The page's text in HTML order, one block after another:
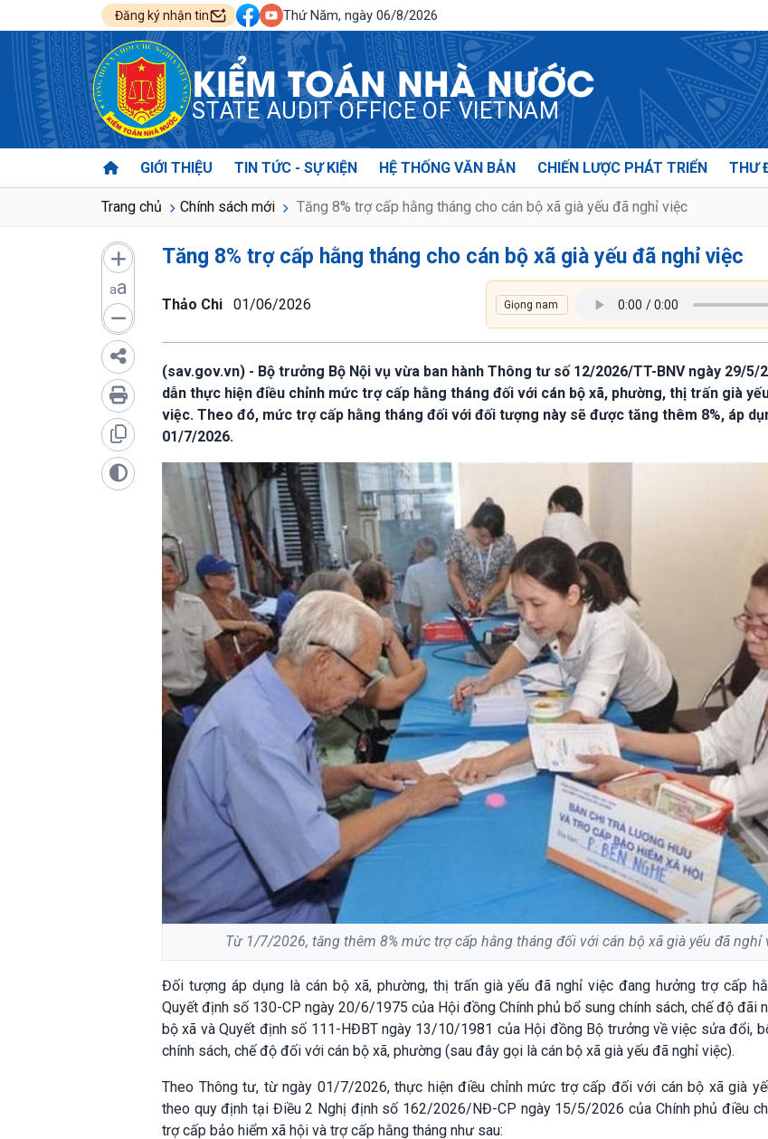
Đăng ký nhận tin Thứ Năm, ngày 06/8/2026
KIỂM TOÁN NHÀ NƯỚC
STATE AUDIT OFFICE OF VIETNAM
GIỚI THIỆU TIN TỨC - SỰ KIỆN HỆ THỐNG VĂN BẢN CHIẾN LƯỢC PHÁT TRIỂN THƯ
Trang chủ Chính sách mới Tăng 8% trợ cấp hằng tháng cho cán bộ xã già yếu đã nghỉ việc
aa
Tăng 8% trợ cấp hằng tháng cho cán bộ xã già yếu đã nghỉ việc
Thảo Chi 01/06/2026
(sav.gov.vn) - Bộ trưởng Bộ Nội vụ vừa ban hành Thông tư số 12/2026/TT-BNV ngày 29/5/
dẫn thực hiện điều chỉnh mức trợ cấp hằng tháng đối với cán bộ xã, phường, thị trấn già
việc. Theo đó, mức trợ cấp hằng tháng đối với đối tượng này sẽ được tăng thêm 8%, áp
01/7/2026.
Từ 1/7/2026, tăng thêm 8% mức trợ cấp hằng tháng đối với cán bộ xã già yếu đã nghỉ
Đối tượng áp dụng là cán bộ xã, phường, thị trấn già yếu đã nghỉ việc đang hưởng trợ cấp
Quyết định số 130-CP ngày 20/6/1975 của Hội đồng Chính phủ bổ sung chính sách, chế độ đãi
bộ xã và Quyết định số 111-HĐBT ngày 13/10/1981 của Hội đồng Bộ trưởng về việc sửa đổi,
chính sách, chế độ đối với cán bộ xã, phường (sau đây gọi là cán bộ xã già yếu đã nghỉ việc).
Theo Thông tư, từ ngày 01/7/2026, thực hiện điều chỉnh mức trợ cấp đối với cán bộ xã già
theo quy định tại Điều 2 Nghị định số 162/2026/NĐ-CP ngày 15/5/2026 của Chính phủ điều
trợ cấp bảo hiểm xã hội và trợ cấp hằng tháng như sau: